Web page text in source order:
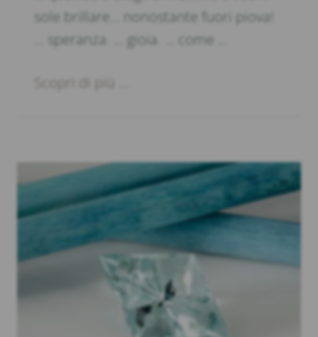
sole brillare… nonostante fuori piova!
… speranza. … gioia. … come …
Scopri di più ...